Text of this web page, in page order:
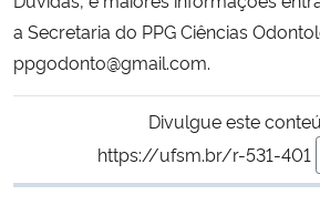
a Secretaria do PPG Ciências
ppgodonto@gmail.com.
Divulgue este
https://ufsm.br/r-531-401